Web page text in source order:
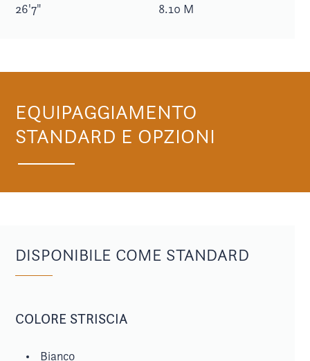
26'7" 8.10 M
EQUIPAGGIAMENTO
STANDARD E OPZIONI
DISPONIBILE COME STANDARD
COLORE STRISCIA
Bianco